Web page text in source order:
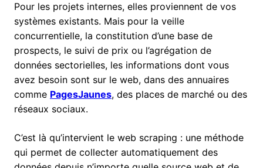
Pour les projets internes, elles proviennent de vos
systèmes existants. Mais pour la veille
concurrentielle, la constitution d’une base de
prospects, le suivi de prix ou l’agrégation de
données sectorielles, les informations dont vous
avez besoin sont sur le web, dans des annuaires
comme PagesJaunes, des places de marché ou des
réseaux sociaux.
C’est là qu’intervient le web scraping : une méthode
qui permet de collecter automatiquement des